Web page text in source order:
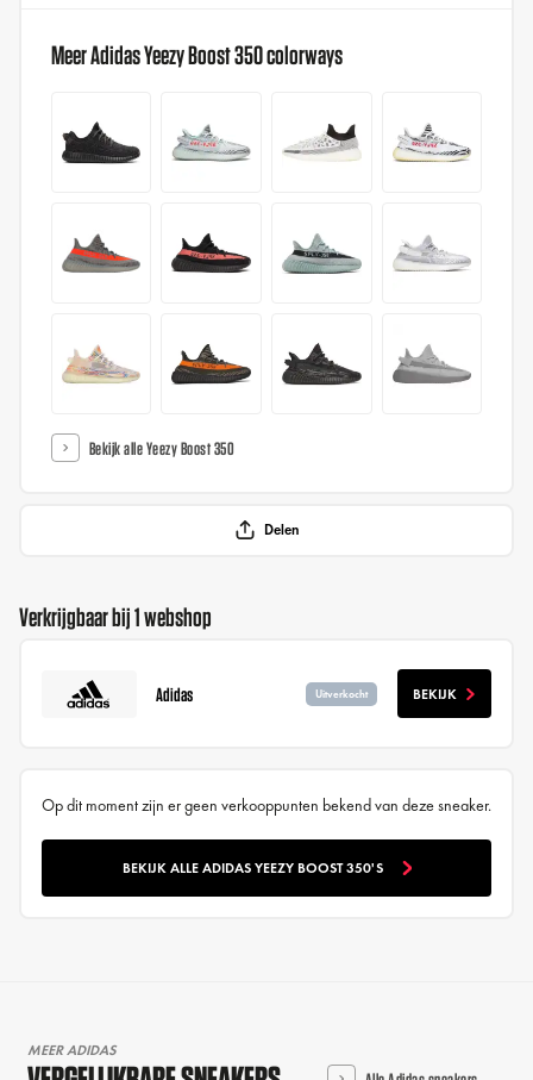
Meer Adidas Yeezy Boost 350 colorways
Bekijk alle Yeezy Boost 350
Delen
Verkrijgbaar bij 1 webshop
Adidas Uitverkocht BEKIJK
Op dit moment zijn er geen verkooppunten bekend van deze sneaker.
BEKIJK ALLE ADIDAS YEEZY BOOST 350'S
MEER ADIDAS